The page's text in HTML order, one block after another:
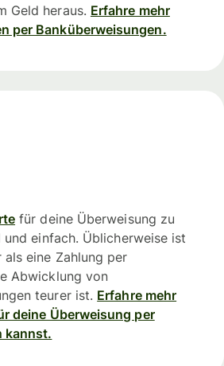
Geld heraus. Erfahre mehr
per Banküberweisungen.
für deine Überweisung zu
und einfach. Üblicherweise ist
eine Zahlung per
Abwicklung von
teurer ist. Erfahre mehr
deine Überweisung per
kannst.